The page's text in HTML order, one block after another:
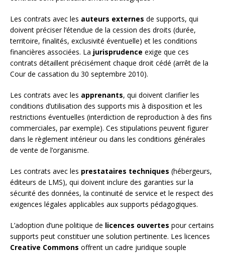
Les contrats avec les auteurs externes de supports, qui
doivent préciser l’étendue de la cession des droits (durée,
territoire, finalités, exclusivité éventuelle) et les conditions
financières associées. La jurisprudence exige que ces
contrats détaillent précisément chaque droit cédé (arrêt de la
Cour de cassation du 30 septembre 2010).
Les contrats avec les apprenants, qui doivent clarifier les
conditions d’utilisation des supports mis à disposition et les
restrictions éventuelles (interdiction de reproduction à des fins
commerciales, par exemple). Ces stipulations peuvent figurer
dans le règlement intérieur ou dans les conditions générales
de vente de l’organisme.
Les contrats avec les prestataires techniques (hébergeurs,
éditeurs de LMS), qui doivent inclure des garanties sur la
sécurité des données, la continuité de service et le respect des
exigences légales applicables aux supports pédagogiques.
L’adoption d’une politique de licences ouvertes pour certains
supports peut constituer une solution pertinente. Les licences
Creative Commons offrent un cadre juridique souple